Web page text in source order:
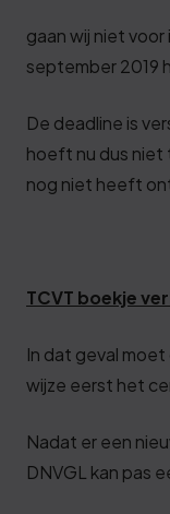
gaan wij niet voor
september 2019
De deadline is
hoeft nu dus niet
nog niet heeft
TCVT boekje
In dat geval
wijze eerst het
Nadat er een
DNVGL kan pas